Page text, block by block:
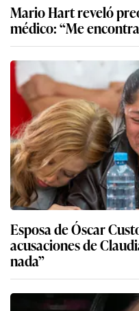
Mario Hart reveló
médico: “Me
Esposa de Óscar
acusaciones de
nada”